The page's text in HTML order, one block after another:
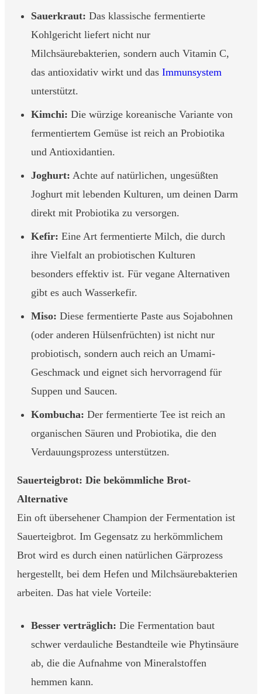
Sauerkraut: Das klassische fermentierte
Kohlgericht liefert nicht nur
Milchsäurebakterien, sondern auch Vitamin C,
das antioxidativ wirkt und das Immunsystem
unterstützt.
Kimchi: Die würzige koreanische Variante von
fermentiertem Gemüse ist reich an Probiotika
und Antioxidantien.
Joghurt: Achte auf natürlichen, ungesüßten
Joghurt mit lebenden Kulturen, um deinen Darm
direkt mit Probiotika zu versorgen.
Kefir: Eine Art fermentierte Milch, die durch
ihre Vielfalt an probiotischen Kulturen
besonders effektiv ist. Für vegane Alternativen
gibt es auch Wasserkefir.
Miso: Diese fermentierte Paste aus Sojabohnen
(oder anderen Hülsenfrüchten) ist nicht nur
probiotisch, sondern auch reich an Umami-
Geschmack und eignet sich hervorragend für
Suppen und Saucen.
Kombucha: Der fermentierte Tee ist reich an
organischen Säuren und Probiotika, die den
Verdauungsprozess unterstützen.
Sauerteigbrot: Die bekömmliche Brot-
Alternative
Ein oft übersehener Champion der Fermentation ist
Sauerteigbrot. Im Gegensatz zu herkömmlichem
Brot wird es durch einen natürlichen Gärprozess
hergestellt, bei dem Hefen und Milchsäurebakterien
arbeiten. Das hat viele Vorteile:
Besser verträglich: Die Fermentation baut
schwer verdauliche Bestandteile wie Phytinsäure
ab, die die Aufnahme von Mineralstoffen
hemmen kann.